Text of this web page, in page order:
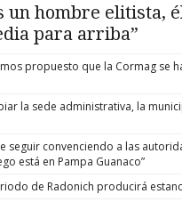
un hombre elitista,
para arriba”
propuesto que la Cormag se
la sede administrativa, la
seguir convenciendo a las
está en Pampa Guanaco”
de Radonich producirá